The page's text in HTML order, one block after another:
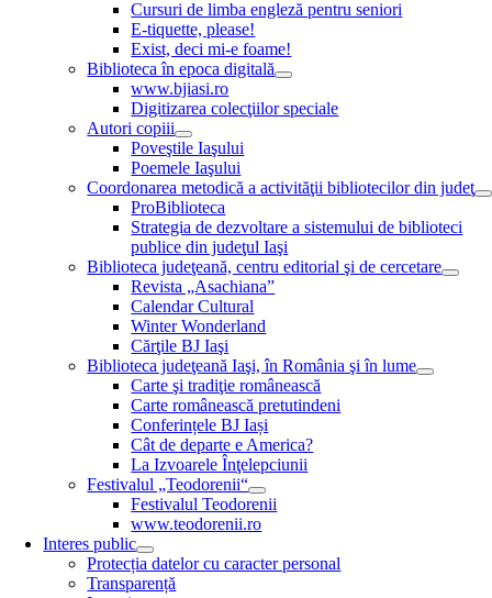
Cursuri de limba engleză pentru seniori
E-tiquette, please!
Exist, deci mi-e foame!
Biblioteca în epoca digitală
www.bjiasi.ro
Digitizarea colecţiilor speciale
Autori copiii
Poveştile Iaşului
Poemele Iaşului
Coordonarea metodică a activităţii bibliotecilor din judeţ
ProBiblioteca
Strategia de dezvoltare a sistemului de biblioteci
publice din judeţul Iaşi
Biblioteca judeţeană, centru editorial şi de cercetare
Revista „Asachiana”
Calendar Cultural
Winter Wonderland
Cărţile BJ Iaşi
Biblioteca judeţeană Iaşi, în România şi în lume
Carte şi tradiţie românească
Carte românească pretutindeni
Conferințele BJ Iași
Cât de departe e America?
La Izvoarele Înţelepciunii
Festivalul „Teodorenii“
Festivalul Teodorenii
www.teodorenii.ro
Interes public
Protecția datelor cu caracter personal
Transparență